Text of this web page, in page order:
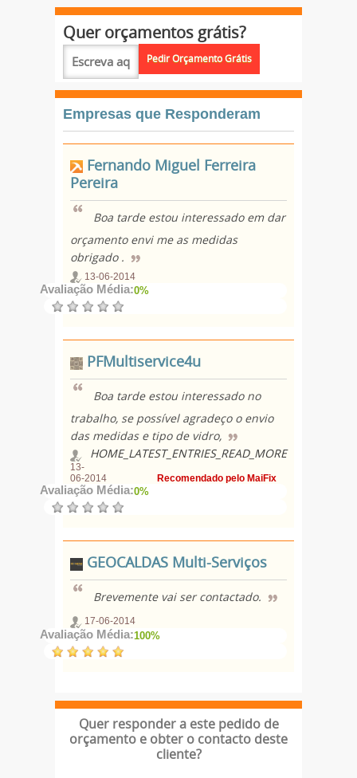
Quer orçamentos grátis?
Empresas que Responderam
Fernando Miguel Ferreira
Pereira
Boa tarde estou interessado em dar
orçamento envi me as medidas
obrigado .
13-06-2014
Avaliação Média:0%
PFMultiservice4u
Boa tarde estou interessado no
trabalho, se possível agradeço o envio
das medidas e tipo de vidro,
HOME_LATEST_ENTRIES_READ_MORE
13-
06-2014
Recomendado pelo MaiFix
Avaliação Média:0%
GEOCALDAS Multi-Serviços
Brevemente vai ser contactado.
17-06-2014
Avaliação Média:100%
Quer responder a este pedido de
orçamento e obter o contacto deste
cliente?